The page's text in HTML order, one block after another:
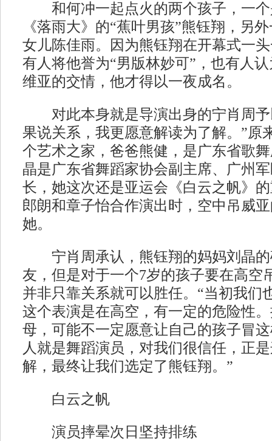
和何冲一起点火的两个孩子，一个
《落雨大》的“蕉叶男孩”熊钰翔，另
女儿陈佳雨。因为熊钰翔在开幕式一
有人将他誉为“男版林妙可”，也有人
维亚的交情，他才得以一夜成名。
对此本身就是导演出身的宁肖周予
果说关系，我更愿意解读为了解。”原
个艺术之家，爸爸熊健，是广东省歌
晶是广东省舞蹈家协会副主席、广州
长，她这次还是亚运会《白云之帆》
郎朗和章子怡合作演出时，空中吊威
她。
宁肖周承认，熊钰翔的妈妈刘晶的
友，但是对于一个7岁的孩子要在高空
并非只靠关系就可以胜任。“当初我们
这个表演是在高空，有一定的危险性
母，可能不一定愿意让自己的孩子冒
人就是舞蹈演员，对我们很信任，正
解，最终让我们选定了熊钰翔。”
白云之帆
演员摔晕次日坚持排练